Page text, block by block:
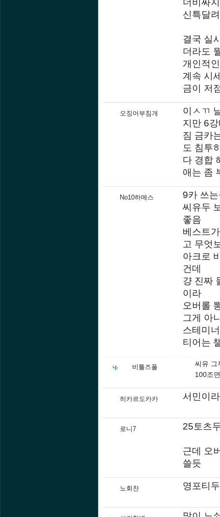
신특달
결국 실
더라도
개인적
계속 시
금이 저
오징어부침개
이ㅅㄲ
지만 6
짐 금카
도 침투
다 경합
애는 좀
No10하메스
9카 쓰
씨유두
좋음
베스트
고 무엇
아크로
건데
걍 진짜
이라
오버롤
그게 아
스테미
티어는
비틀즈폴
씨유 그
100조
히카르도카카 서민이
로니7 25토츠
근데 오
쓸듯
노회찬 영포티